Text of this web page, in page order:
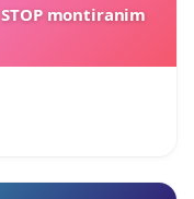
montiranim